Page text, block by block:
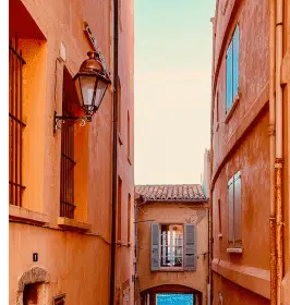
Entre montagnes et lacs